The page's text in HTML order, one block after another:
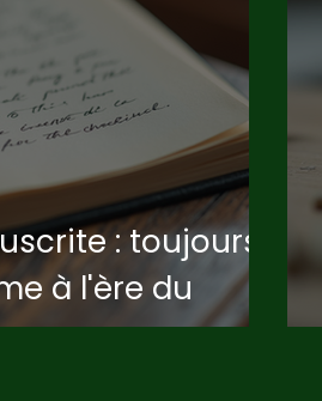
: toujours
à l'ère du